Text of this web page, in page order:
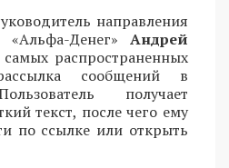
направления
«Альфа-Денег» Андрей
распространенных
сообщений в
получает
текст, после чего ему
по ссылке или открыть